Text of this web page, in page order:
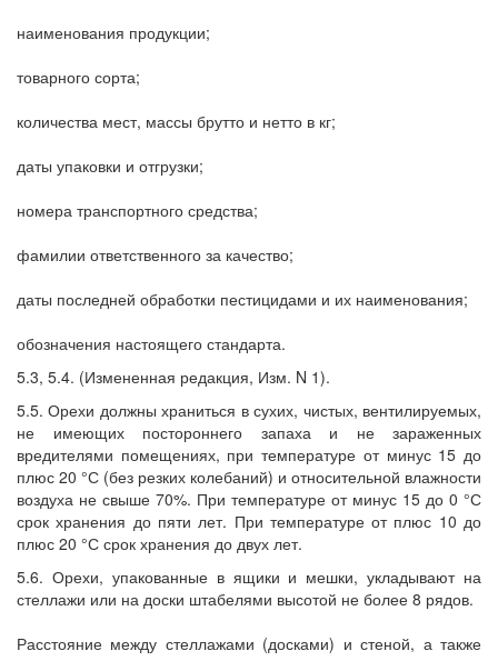
наименования продукции;
товарного сорта;
количества мест, массы брутто и нетто в кг;
даты упаковки и отгрузки;
номера транспортного средства;
фамилии ответственного за качество;
даты последней обработки пестицидами и их наименования;
обозначения настоящего стандарта.
5.3, 5.4. (Измененная редакция, Изм. N 1).
5.5. Орехи должны храниться в сухих, чистых, вентилируемых,
не имеющих постороннего запаха и не зараженных
вредителями помещениях, при температуре от минус 15 до
плюс 20 °С (без резких колебаний) и относительной влажности
воздуха не свыше 70%. При температуре от минус 15 до 0 °С
срок хранения до пяти лет. При температуре от плюс 10 до
плюс 20 °С срок хранения до двух лет.
5.6. Орехи, упакованные в ящики и мешки, укладывают на
стеллажи или на доски штабелями высотой не более 8 рядов.
Расстояние между стеллажами (досками) и стеной, а также